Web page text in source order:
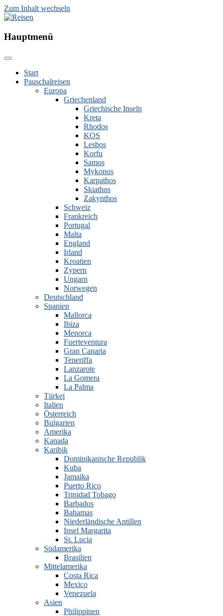
Zum Inhalt wechseln
Reisen
Hauptmenü
Start
Pauschalreisen
Europa
Griechenland
Griechische Inseln
Kreta
Rhodos
KOS
Lesbos
Korfu
Samos
Mykonos
Karpathos
Skiathos
Zakynthos
Schweiz
Frankreich
Portugal
Malta
England
Irland
Kroatien
Zypern
Ungarn
Norwegen
Deutschland
Spanien
Mallorca
Ibiza
Menorca
Fuerteventura
Gran Canaria
Teneriffa
Lanzarote
La Gomera
La Palma
Türkei
Italien
Österreich
Bulgarien
Amerika
Kanada
Karibik
Dominikanische Republik
Kuba
Jamaika
Puerto Rico
Trinidad Tobago
Barbados
Bahamas
Niederländische Antillen
Insel Margarita
St. Lucia
Südamerika
Brasilien
Mittelamerika
Costa Rica
Mexico
Venezuela
Asien
Philippinen